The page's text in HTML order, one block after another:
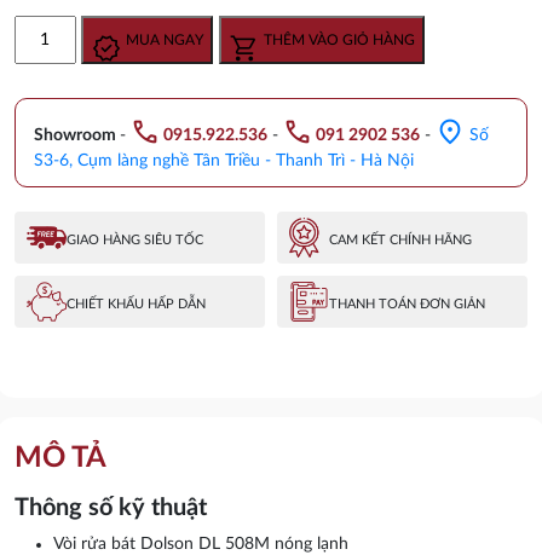
gốc
là:
hiện
tại
1.241.000 ₫.
tường
nóng
lạnh
Dolson
508M
lượng
MUA NGAY THÊM VÀO GIỎ HÀNG
Showroom - call 0915.922.536 - call 091 2902 536 - location_on Số
S3-6, Cụm làng nghề Tân Triều - Thanh Trì - Hà Nội
GIAO HÀNG SIÊU TỐC CAM KẾT CHÍNH HÃNG
CHIẾT KHẤU HẤP DẪN THANH TOÁN ĐƠN GIẢN
MÔ TẢ
Thông số kỹ thuật
Vòi rửa bát Dolson DL 508M nóng lạnh